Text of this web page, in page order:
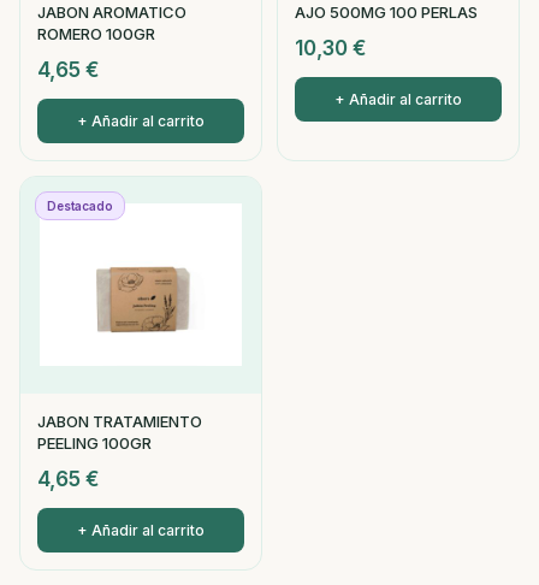
JABON AROMATICO
ROMERO 100GR
4,65 €
+ Añadir al carrito
AJO 500MG 100 PERLAS
10,30 €
+ Añadir al carrito
Destacado
JABON TRATAMIENTO
PEELING 100GR
4,65 €
+ Añadir al carrito